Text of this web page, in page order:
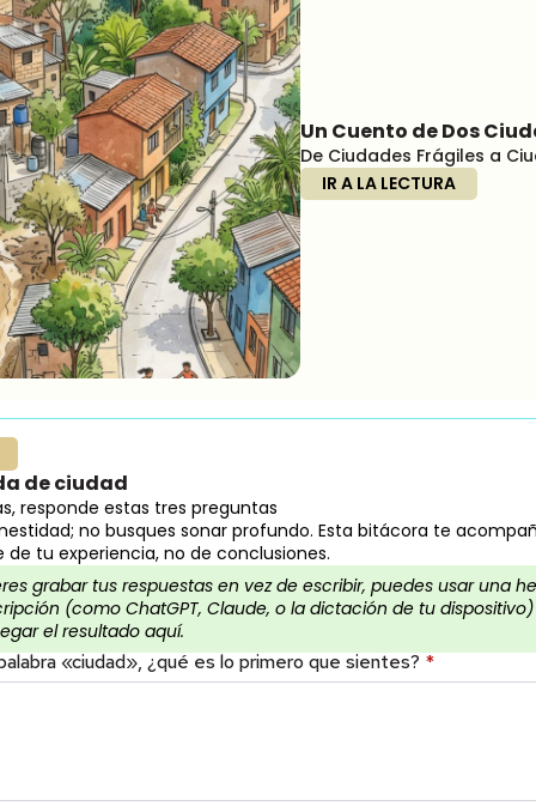
Un Cuento de Dos
De Ciudades Frágiles a
IR A LA LECTURA
de ciudad
responde estas tres preguntas
no busques sonar profundo. Esta bitácora te
de tu experiencia, no de conclusiones.
grabar tus respuestas en vez de escribir, puedes usar una
(como ChatGPT, Claude, o la dictación de tu
el resultado aquí.
«ciudad», ¿qué es lo primero que sientes? *